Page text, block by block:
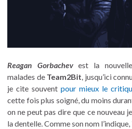
Reagan Gorbachevest la
malades de Team2Bit, jusqu’ici
je cite souvent pour mieux le
cette fois plus soigné, du moins
on ne peut pas dire que ce nouveau
la dentelle. Comme son nom